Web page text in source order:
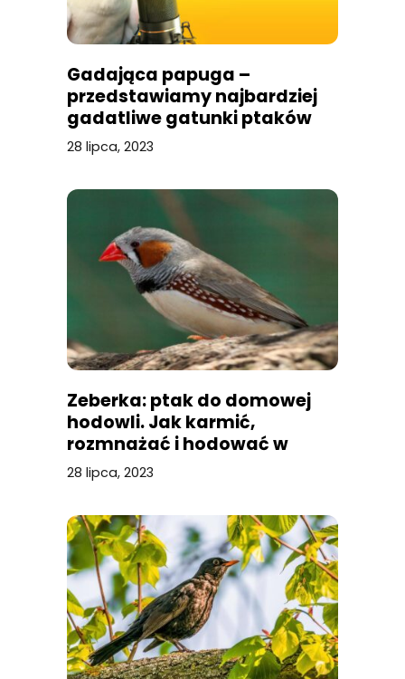
Gadająca papuga –
przedstawiamy najbardziej
gadatliwe gatunki ptaków
28 lipca, 2023
Zeberka: ptak do domowej
hodowli. Jak karmić,
rozmnażać i hodować w
klatce?
28 lipca, 2023